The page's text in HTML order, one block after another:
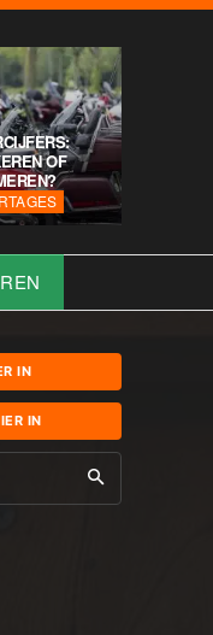
OF
IN
IN